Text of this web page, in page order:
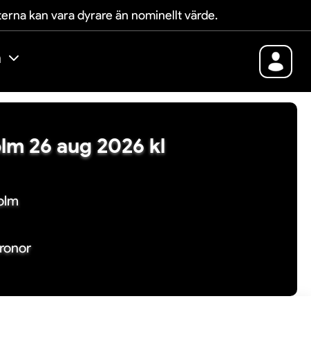
kan vara dyrare än nominellt värde.
26 aug 2026 kl